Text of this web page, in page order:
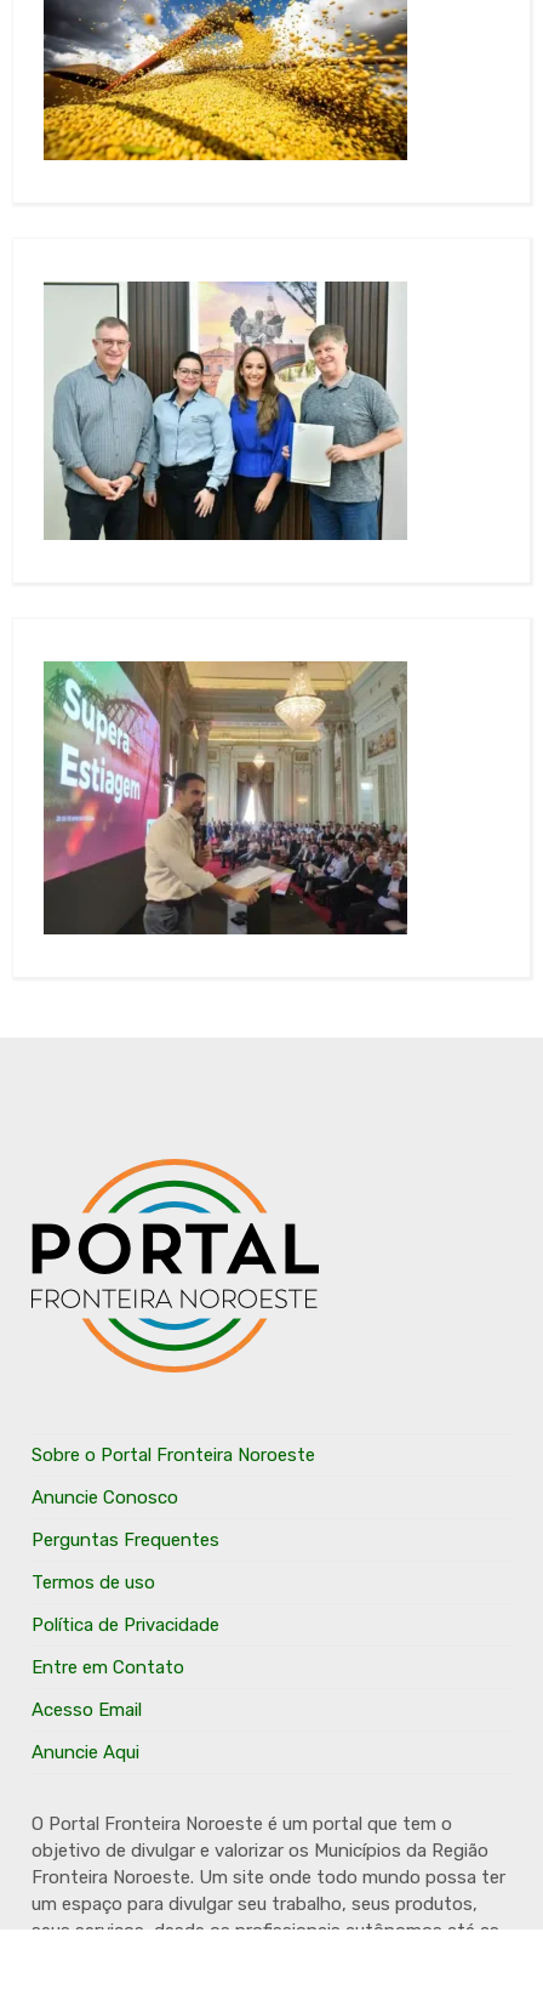
Sobre o Portal Fronteira Noroeste
Anuncie Conosco
Perguntas Frequentes
Termos de uso
Política de Privacidade
Entre em Contato
Acesso Email
Anuncie Aqui
O Portal Fronteira Noroeste é um portal que tem o
objetivo de divulgar e valorizar os Municípios da Região
Fronteira Noroeste. Um site onde todo mundo possa ter
um espaço para divulgar seu trabalho, seus produtos,
seus serviços, desde os profissionais autônomos até as